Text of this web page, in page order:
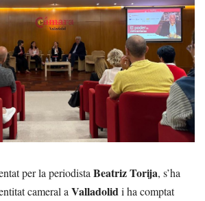
per la periodistaBeatriz Torija, s’ha
cameral aValladolidi ha comptat